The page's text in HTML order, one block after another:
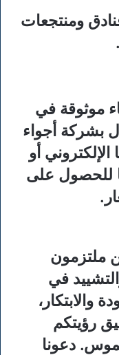
ومنتجعات
موثوقة في
بشركة أجواء
أو
للحصول على
ملتزمون
في
والابتكار،
رؤيتكم
دعونا